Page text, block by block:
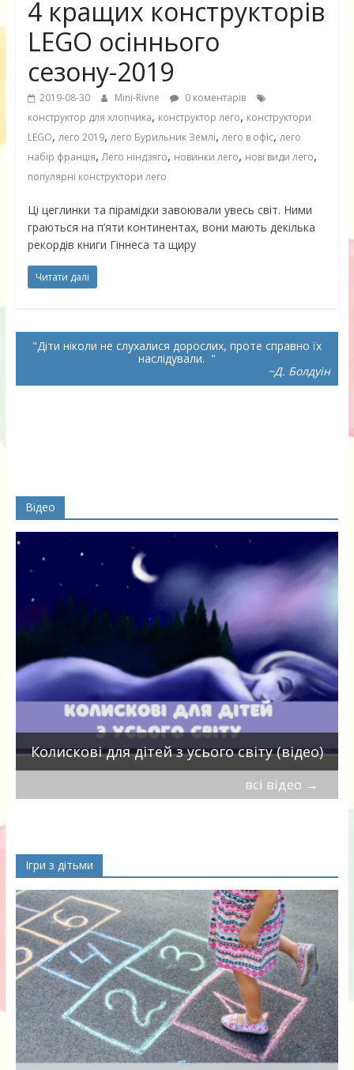
4 кращих конструкторів
LEGO осіннього
сезону-2019
2019-08-30 Mini-Rivne
0 коментарів
конструктор для хлопчика, конструктор лего, конструктори
LEGO, лего 2019, лего Бурильник Землі, лего в офіс, лего
набір франція,Лего ніндзяго, новинки лего, нові види лего,
популярні конструктори лего
Ці цеглинки та пірамідки завоювали увесь світ. Ними
граються на п’яти континентах, вони мають декілька
рекордів книги Гіннеса та щиру
Читати далі
Діти ніколи не слухалися дорослих, проте справно їх
наслідували.
~Д. Болдуін
Відео
Колискові для дітей з усього світу (відео)
всі відео →
Ігри з дітьми